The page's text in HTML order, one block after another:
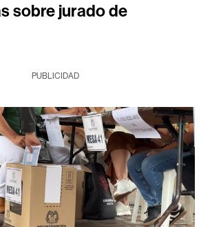
sobre jurado de
PUBLICIDAD